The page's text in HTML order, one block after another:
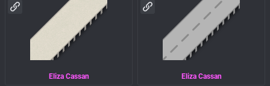
Eliza Cassan Eliza Cassan